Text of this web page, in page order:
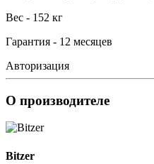
Вес - 152 кг
Гарантия - 12 месяцев
Авторизация
О производителе
Bitzer